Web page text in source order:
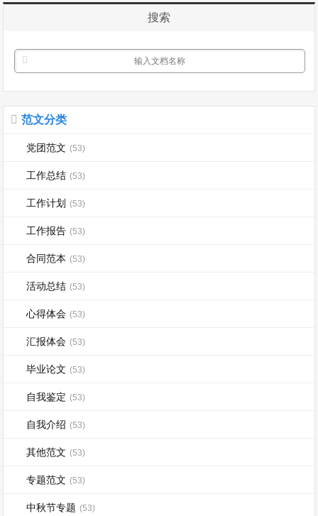
能，更多的是人与人之间的相处，他们给
了我不少的...
搜索
范文分类
党团范文 (53)
工作总结 (53)
工作计划 (53)
工作报告 (53)
合同范本 (53)
活动总结 (53)
心得体会 (53)
汇报体会 (53)
毕业论文 (53)
自我鉴定 (53)
自我介绍 (53)
其他范文 (53)
专题范文 (53)
中秋节专题 (53)